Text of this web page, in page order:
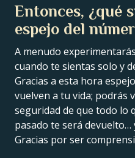
Entonces, ¿qué
espejo del
A menudo
cuando te sientas solo y
Gracias a esta hora
vuelven a tu vida; podrás
seguridad de que todo lo
pasado te será devuelto…
Gracias por ser